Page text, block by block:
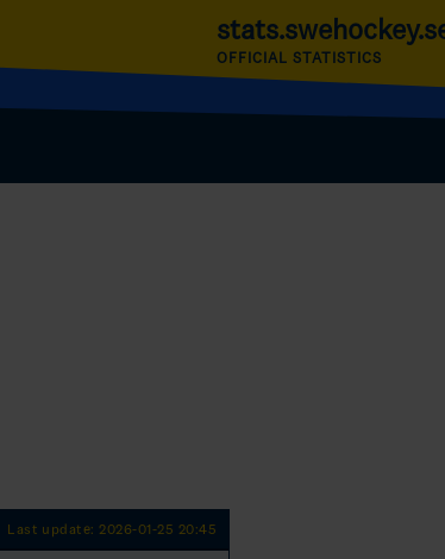
OFFICIAL STATISTICS
Last update: 2026-01-25 20:45